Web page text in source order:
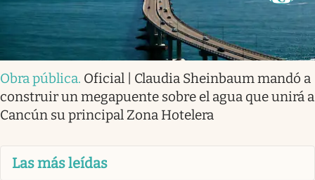
Obra pública. Oficial | Claudia Sheinbaum mandó a
construir un megapuente sobre el agua que unirá a
Cancún su principal Zona Hotelera
Las más leídas